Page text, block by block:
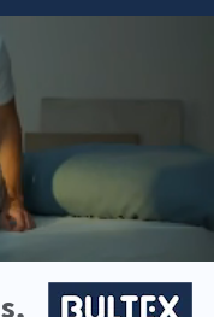
détenue par
et ses
offrent
durables.
et accueils
Bien associée à
à obtenir un
de la
d’ami ou la
Bultex
pour dormir
personnes